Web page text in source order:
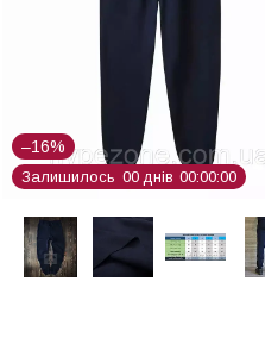
–16%
Залишилось 00 днів 00 00 00